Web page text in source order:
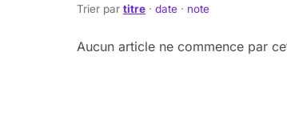
Trier par titre · date · note
Aucun article ne commence par